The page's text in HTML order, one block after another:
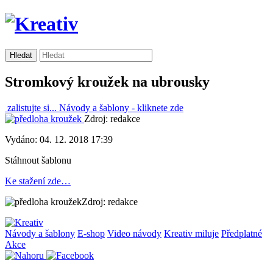
Stromkový kroužek na ubrousky
zalistujte si... Návody a šablony - kliknete zde
Zdroj: redakce
Vydáno: 04. 12. 2018 17:39
Stáhnout šablonu
Ke stažení zde…
Zdroj: redakce
Návody a šablony E-shop Video návody Kreativ miluje Předplatné
Akce